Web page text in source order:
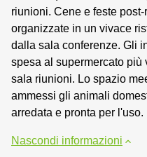
riunioni. Cene e feste
organizzate in un vivace
dalla sala conferenze. Gli
spesa al supermercato più
sala riunioni. Lo spazio
ammessi gli animali
arredata e pronta per l'uso.
Nascondi informazioni